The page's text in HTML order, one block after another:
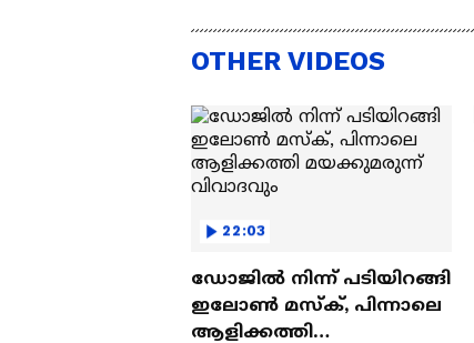
OTHER VIDEOS
22:03
ഡോജിൽ നിന്ന് പടിയിറങ്ങി
ഇലോൺ മസ്ക്, പിന്നാലെ
ആളിക്കത്തി